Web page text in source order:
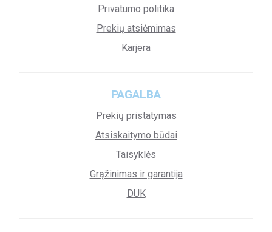
Privatumo politika
Prekių atsiėmimas
Karjera
PAGALBA
Prekių pristatymas
Atsiskaitymo būdai
Taisyklės
Grąžinimas ir garantija
DUK